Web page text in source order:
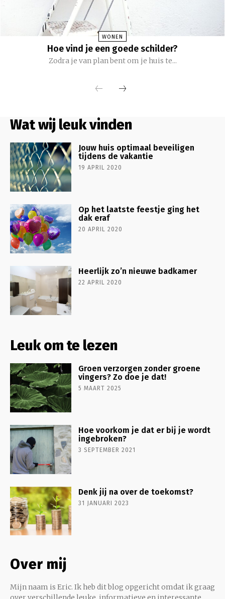
WONEN
Hoe vind je een goede schilder?
Zodra je van plan bent om je huis te...
Wat wij leuk vinden
Jouw huis optimaal beveiligen
tijdens de vakantie
19 APRIL 2020
Op het laatste feestje ging het
dak eraf
20 APRIL 2020
Heerlijk zo’n nieuwe badkamer
22 APRIL 2020
Leuk om te lezen
Groen verzorgen zonder groene
vingers? Zo doe je dat!
5 MAART 2025
Hoe voorkom je dat er bij je wordt
ingebroken?
3 SEPTEMBER 2021
Denk jij na over de toekomst?
31 JANUARI 2023
Over mij
Mijn naam is Eric. Ik heb dit blog opgericht omdat ik graag